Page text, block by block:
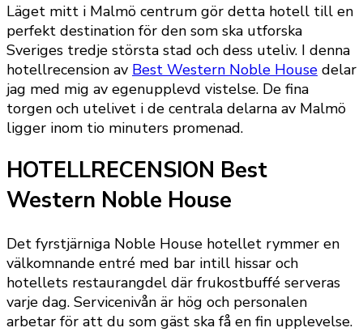
Läget mitt i Malmö centrum gör detta hotell till en
perfekt destination för den som ska utforska
Sveriges tredje största stad och dess uteliv. I denna
hotellrecension av Best Western Noble House delar
jag med mig av egenupplevd vistelse. De fina
torgen och utelivet i de centrala delarna av Malmö
ligger inom tio minuters promenad.
HOTELLRECENSION Best
Western Noble House
Det fyrstjärniga Noble House hotellet rymmer en
välkomnande entré med bar intill hissar och
hotellets restaurangdel där frukostbuffé serveras
varje dag. Servicenivån är hög och personalen
arbetar för att du som gäst ska få en fin upplevelse.